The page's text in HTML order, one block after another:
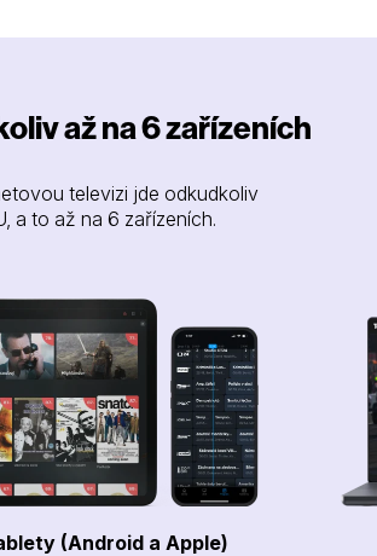
až na 6 zařízeních
televizi jde odkudkoliv
a to až na 6 zařízeních.
(Android a Apple)